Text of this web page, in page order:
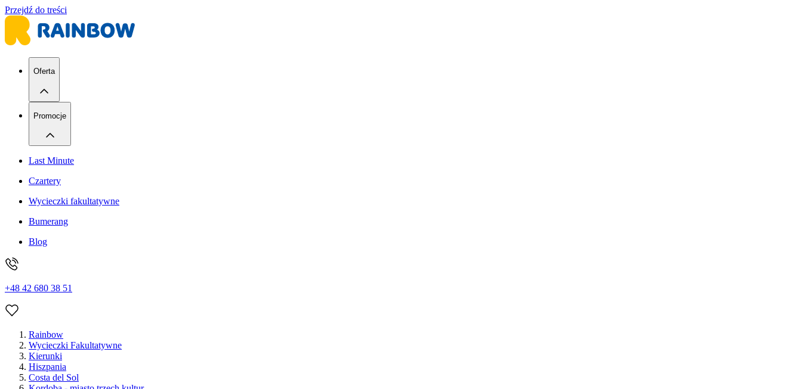
Przejdź do treści
Oferta
Promocje
Last Minute
Czartery
Wycieczki fakultatywne
Bumerang
Blog
+48 42 680 38 51
Rainbow
Wycieczki Fakultatywne
Kierunki
Hiszpania
Costa del Sol